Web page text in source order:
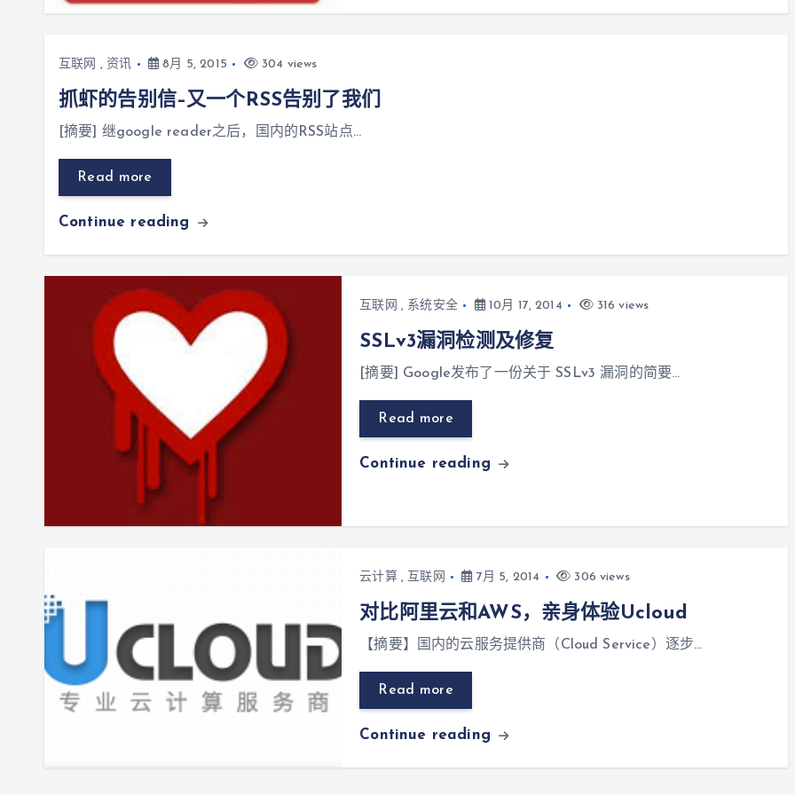
互联网 , 资讯 8月 5, 2015 304 views
抓虾的告别信–又一个RSS告别了我们
[摘要] 继google reader之后，国内的RSS站点…
Read more
Continue reading
互联网 , 系统安全 10月 17, 2014 316 views
SSLv3漏洞检测及修复
[摘要] Google发布了一份关于 SSLv3 漏洞的简要…
Read more
Continue reading
云计算, 互联网 7月 5, 2014 306 views
对比阿里云和AWS，亲身体验Ucloud
【摘要】国内的云服务提供商（Cloud Service）逐步…
Read more
Continue reading